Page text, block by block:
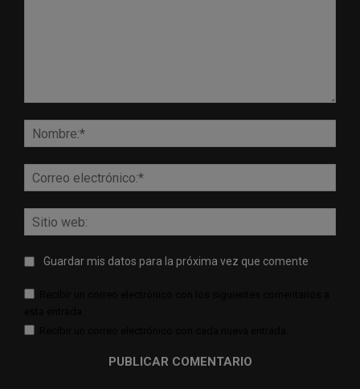
web:
Guardar mis datos para la próxima vez que comente